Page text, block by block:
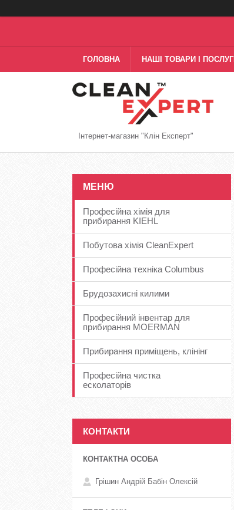
ГОЛОВНА НАШІ ТОВАРИ І
Інтернет-магазин "Клін Експерт"
Професійна хімія для
прибирання KIEHL
Побутова хімія CleanExpert
Професійна техніка Columbus
Брудозахисні килими
Професійний інвентар для
прибирання MOERMAN
Прибирання приміщень, клінінг
Професійна чистка
есколаторів
КОНТАКТИ
Грішин Андрій Бабін Олексій